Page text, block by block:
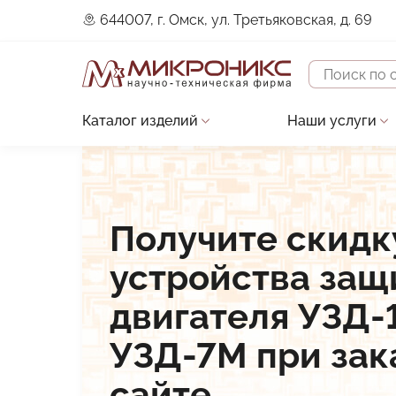
644007, г. Омск, ул. Третьяковская, д. 69
Поиск
Основная
навигация
Каталог изделий
Устройства защиты двигателя
Датчики
Контроллеры
Преобразователи сигналов
Прочие изделия
В разработке
Низкотемпературные LED-драйверы
Виброканал
Наши услуги
Сервисное
Разработка
Разработка
Разработка
Получите
устройства
двигателя УЗД-
УЗД-7М при